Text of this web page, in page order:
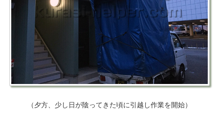
（夕方、少し日が陰ってきた頃に引越し作業を開始）